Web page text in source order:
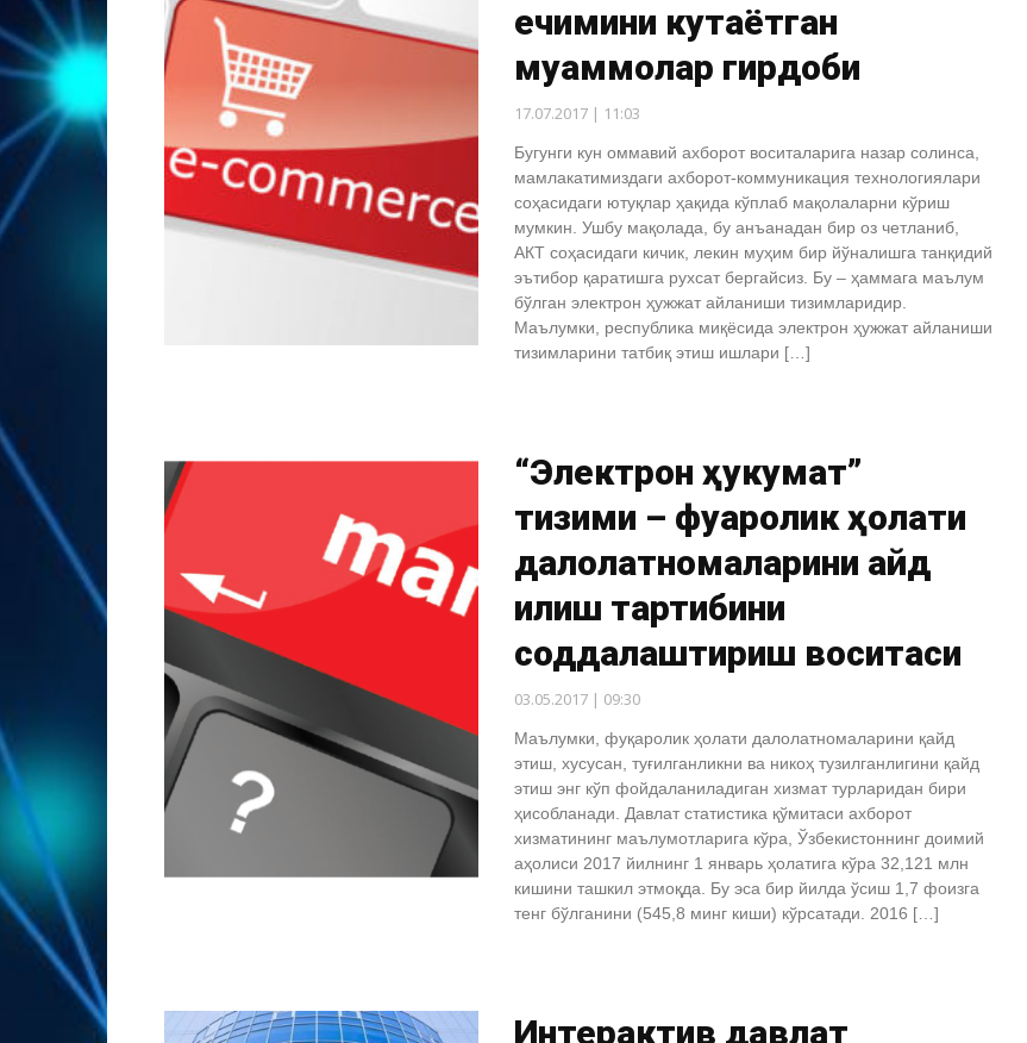
ечимини кутаётган
муаммолар гирдоби
17.07.2017 | 11:03
Бугунги кун оммавий ахборот воситаларига назар солинса,
мамлакатимиздаги ахборот-коммуникация технологиялари
соҳасидаги ютуқлар ҳақида кўплаб мақолаларни кўриш
мумкин. Ушбу мақолада, бу анъанадан бир оз четланиб,
АКТ соҳасидаги кичик, лекин муҳим бир йўналишга танқидий
эътибор қаратишга рухсат бергайсиз. Бу – ҳаммага маълум
бўлган электрон ҳужжат айланиши тизимларидир.
Маълумки, республика миқёсида электрон ҳужжат айланиши
тизимларини татбиқ этиш ишлари […]
“Электрон ҳукумат”
тизими – фуқаролик ҳолати
далолатномаларини қайд
қилиш тартибини
соддалаштириш воситаси
03.05.2017 | 09:30
Маълумки, фуқаролик ҳолати далолатномаларини қайд
этиш, хусусан, туғилганликни ва никоҳ тузилганлигини қайд
этиш энг кўп фойдаланиладиган хизмат турларидан бири
ҳисобланади. Давлат статистика қўмитаси ахборот
хизматининг маълумотларига кўра, Ўзбекистоннинг доимий
аҳолиси 2017 йилнинг 1 январь ҳолатига кўра 32,121 млн
кишини ташкил этмоқда. Бу эса бир йилда ўсиш 1,7 фоизга
тенг бўлганини (545,8 минг киши) кўрсатади. 2016 […]
Интерактив давлат